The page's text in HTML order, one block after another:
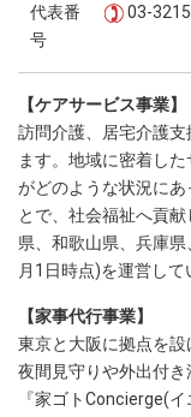
代表番
号
03-
【ケアサービス事業】
訪問介護、居宅介護
ます。地域に密着し
がどのような状況に
とで、社会福祉へ貢
県、和歌山県、兵庫
月1日時点)を運営して
【家事代行事業】
東京と大阪に拠点を設
夜間見守りや外出付
『家ゴトConcierge(